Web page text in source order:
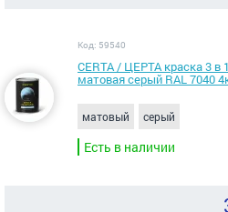
Код: 59540
CERTA / ЦЕРТА краска 3 в
матовая серый RAL 7040
матовый серый
Есть в наличии